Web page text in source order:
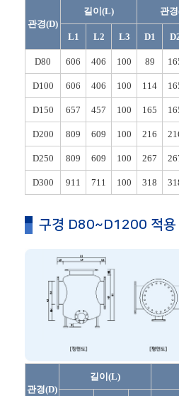
관경(D)
길이(L) 관
L1 L2 L3 D1
D80 606 406 100 89
D100 606 406 100 114
D150 657 457 100 165
D200 809 609 100 216
D250 809 609 100 267
D300 911 711 100 318
구경 D80~D1200 적용
관경(D)
길이(L)